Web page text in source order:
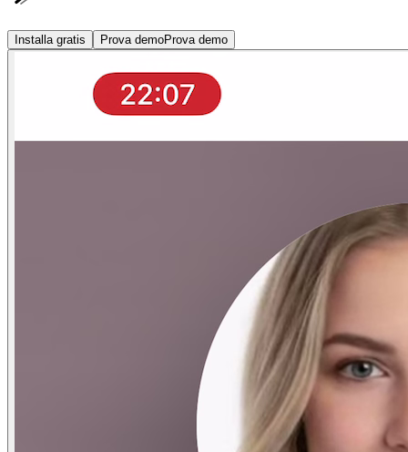
Installa gratis Prova demoProva demo